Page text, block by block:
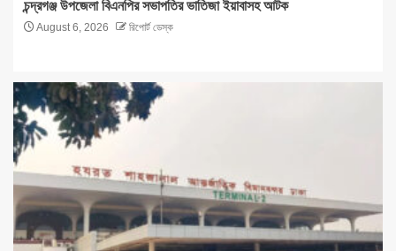
চন্দ্রগঞ্জ উপজেলা বিএনপির সভাপতির ভাতিজা ইয়াবাসহ আটক
August 6, 2026 রিপোর্ট ডেস্ক